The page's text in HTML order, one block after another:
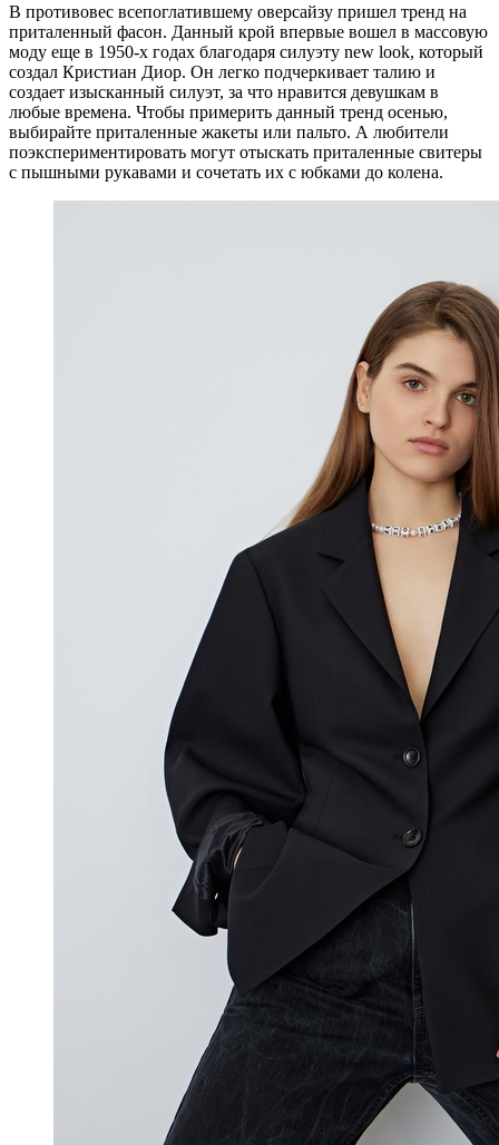
В противовес всепоглатившему оверсайзу пришел тренд на
приталенный фасон. Данный крой впервые вошел в массовую
моду еще в 1950-х годах благодаря силуэту new look, который
создал Кристиан Диор. Он легко подчеркивает талию и
создает изысканный силуэт, за что нравится девушкам в
любые времена. Чтобы примерить данный тренд осенью,
выбирайте приталенные жакеты или пальто. А любители
поэкспериментировать могут отыскать приталенные свитеры
с пышными рукавами и сочетать их с юбками до колена.